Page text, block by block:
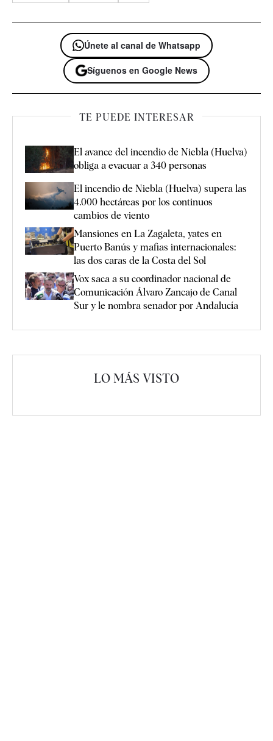
Únete al canal de Whatsapp
Síguenos en Google News
TE PUEDE INTERESAR
El avance del incendio de Niebla (Huelva)
obliga a evacuar a 340 personas
El incendio de Niebla (Huelva) supera las
4.000 hectáreas por los continuos
cambios de viento
Mansiones en La Zagaleta, yates en
Puerto Banús y mafias internacionales:
las dos caras de la Costa del Sol
Vox saca a su coordinador nacional de
Comunicación Álvaro Zancajo de Canal
Sur y le nombra senador por Andalucía
LO MÁS VISTO